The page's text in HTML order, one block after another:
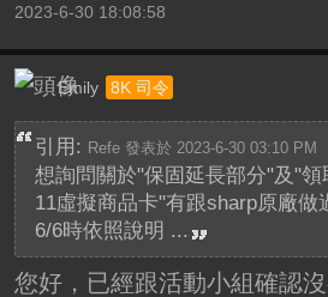
2023-6-30 18:08:58
Emily 8K 司令
引用: Refe 發表於 2023-6-30 03:10 PM
想詢問關於"保固延長部分"及"領
11虛擬商品卡"有跟sharp原廠做
6/6時依照說明 ...
您好，已經跟活動小組確認